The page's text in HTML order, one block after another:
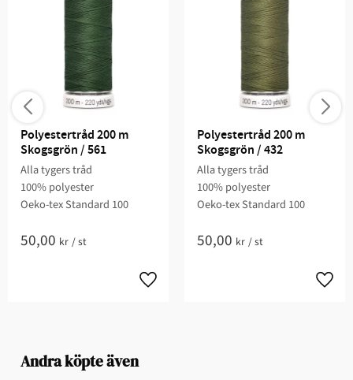
Polyestertråd 200 m
Skogsgrön / 561
Alla tygers tråd
100% polyester
Oeko-tex Standard 100
50,00 kr /st
Polyestertråd 200 m
Skogsgrön / 432
Alla tygers tråd
100% polyester
Oeko-tex Standard 100
50,00 kr /st
Andra köpte även